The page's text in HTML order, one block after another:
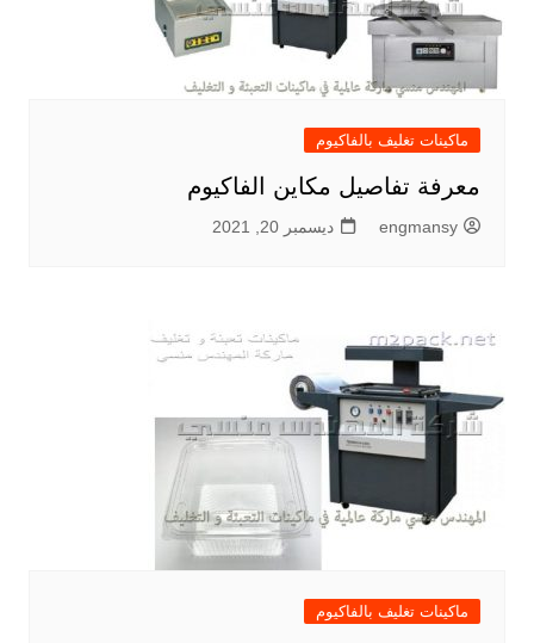
ماكينات تغليف بالفاكيوم
معرفة تفاصيل مكاين الفاكيوم
engmansy ديسمبر 20, 2021
ماكينات تغليف بالفاكيوم